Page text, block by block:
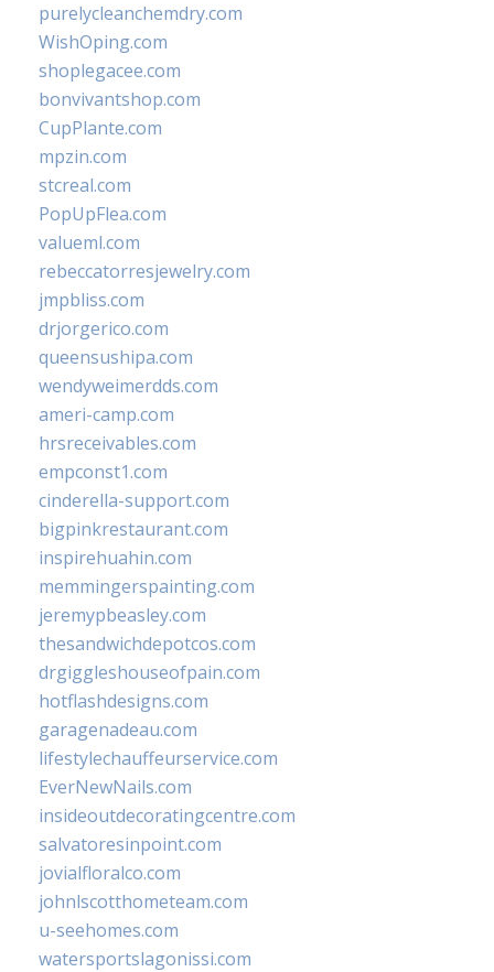
purelycleanchemdry.com
WishOping.com
shoplegacee.com
bonvivantshop.com
CupPlante.com
mpzin.com
stcreal.com
PopUpFlea.com
valueml.com
rebeccatorresjewelry.com
jmpbliss.com
drjorgerico.com
queensushipa.com
wendyweimerdds.com
ameri-camp.com
hrsreceivables.com
empconst1.com
cinderella-support.com
bigpinkrestaurant.com
inspirehuahin.com
memmingerspainting.com
jeremypbeasley.com
thesandwichdepotcos.com
drgiggleshouseofpain.com
hotflashdesigns.com
garagenadeau.com
lifestylechauffeurservice.com
EverNewNails.com
insideoutdecoratingcentre.com
salvatoresinpoint.com
jovialfloralco.com
johnlscotthometeam.com
u-seehomes.com
watersportslagonissi.com